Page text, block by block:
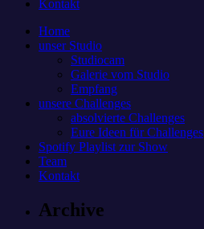
Kontakt
Home
unser Studio
Studiocam
Galerie vom Studio
Empfang
unsere Challenges
absolvierte Challenges
Eure Ideen für Challenges
Spotify Playlist zur Show
Team
Kontakt
Archive